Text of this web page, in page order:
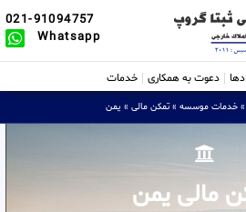
021-91094757
Whatsapp
دعوت به همکاری خدمات
» خدمات موسسه » تمکن مالی » یمن
مالی یمن